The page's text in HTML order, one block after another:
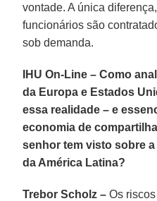
vontade. A única
funcionários são
sob demanda.
IHU On-Line – Como
da Europa e Estados
essa realidade – e
economia de
senhor tem visto sobre
da América Latina?
Trebor Scholz – Os